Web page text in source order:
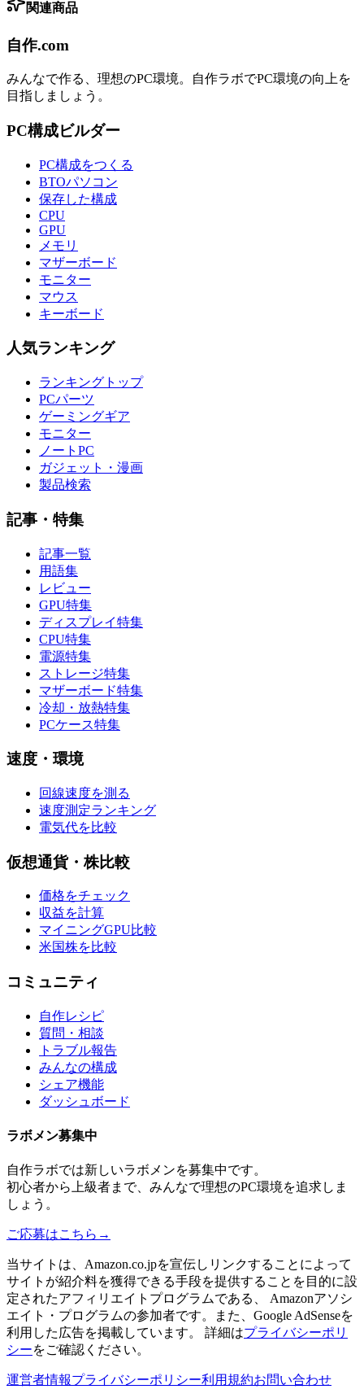
関連商品
自作.com
みんなで作る、理想のPC環境。 自作ラボでPC環境の向上を
目指しましょう。
PC構成ビルダー
PC構成をつくる
BTOパソコン
保存した構成
CPU
GPU
メモリ
マザーボード
モニター
マウス
キーボード
人気ランキング
ランキングトップ
PCパーツ
ゲーミングギア
モニター
ノートPC
ガジェット・漫画
製品検索
記事・特集
記事一覧
用語集
レビュー
GPU特集
ディスプレイ特集
CPU特集
電源特集
ストレージ特集
マザーボード特集
冷却・放熱特集
PCケース特集
速度・環境
回線速度を測る
速度測定ランキング
電気代を比較
仮想通貨・株比較
価格をチェック
収益を計算
マイニングGPU比較
米国株を比較
コミュニティ
自作レシピ
質問・相談
トラブル報告
みんなの構成
シェア機能
ダッシュボード
ラボメン募集中
自作ラボでは新しいラボメンを募集中です。
初心者から上級者まで、みんなで理想のPC環境を追求しま
しょう。
ご応募はこちら →
当サイトは、Amazon.co.jpを宣伝しリンクすることによって
サイトが紹介料を獲得できる手段を提供することを目的に設
定されたアフィリエイトプログラムである、 Amazonアソシ
エイト・プログラムの参加者です。また、Google AdSenseを
利用した広告を掲載しています。 詳細はプライバシーポリ
シーをご確認ください。
運営者情報プライバシーポリシー利用規約お問い合わせ